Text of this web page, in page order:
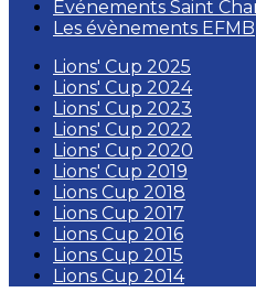
Événements Saint
Les évènements EFMB
Lions' Cup 2025
Lions' Cup 2024
Lions' Cup 2023
Lions' Cup 2022
Lions' Cup 2020
Lions' Cup 2019
Lions Cup 2018
Lions Cup 2017
Lions Cup 2016
Lions Cup 2015
Lions Cup 2014